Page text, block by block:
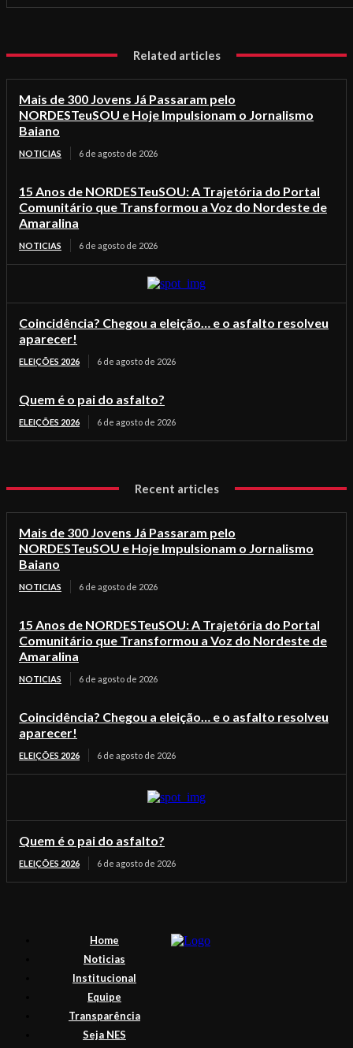
Related articles
Mais de 300 Jovens Já Passaram pelo
NORDESTeuSOU e Hoje Impulsionam o Jornalismo
Baiano
NOTICIAS 6 de agosto de 2026
15 Anos de NORDESTeuSOU: A Trajetória do Portal
Comunitário que Transformou a Voz do Nordeste de
Amaralina
NOTICIAS 6 de agosto de 2026
Coincidência? Chegou a eleição… e o asfalto resolveu
aparecer!
ELEIÇÕES 2026 6 de agosto de 2026
Quem é o pai do asfalto?
ELEIÇÕES 2026 6 de agosto de 2026
Recent articles
Mais de 300 Jovens Já Passaram pelo
NORDESTeuSOU e Hoje Impulsionam o Jornalismo
Baiano
NOTICIAS 6 de agosto de 2026
15 Anos de NORDESTeuSOU: A Trajetória do Portal
Comunitário que Transformou a Voz do Nordeste de
Amaralina
NOTICIAS 6 de agosto de 2026
Coincidência? Chegou a eleição… e o asfalto resolveu
aparecer!
ELEIÇÕES 2026 6 de agosto de 2026
Quem é o pai do asfalto?
ELEIÇÕES 2026 6 de agosto de 2026
Home
Noticias
Institucional
Equipe
Transparência
Seja NES